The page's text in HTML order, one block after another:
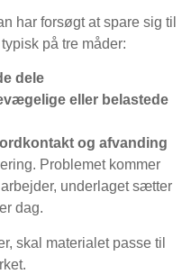
har forsøgt at spare sig til
på tre måder:
dele
eller belastede
og afvanding
Problemet kommer
underlaget sætter
dag.
skal materialet passe til